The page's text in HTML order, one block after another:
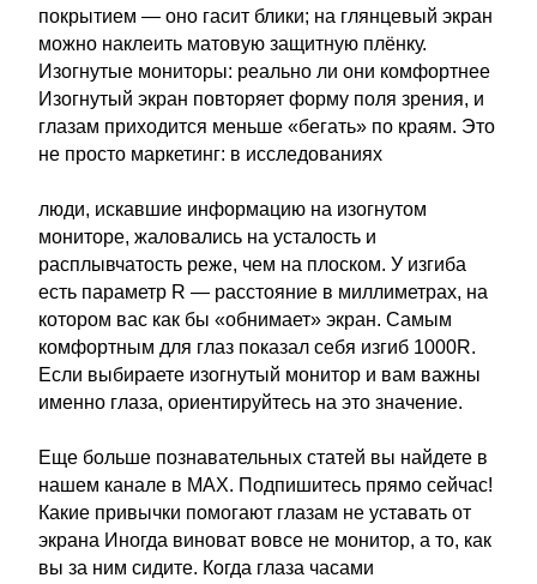
покрытием — оно гасит блики; на глянцевый экран
можно наклеить матовую защитную плёнку.
Изогнутые мониторы: реально ли они комфортнее
Изогнутый экран повторяет форму поля зрения, и
глазам приходится меньше «бегать» по краям. Это
не просто маркетинг: в исследованиях
люди, искавшие информацию на изогнутом
мониторе, жаловались на усталость и
расплывчатость реже, чем на плоском. У изгиба
есть параметр R — расстояние в миллиметрах, на
котором вас как бы «обнимает» экран. Самым
комфортным для глаз показал себя изгиб 1000R.
Если выбираете изогнутый монитор и вам важны
именно глаза, ориентируйтесь на это значение.
Еще больше познавательных статей вы найдете в
нашем канале в MAX. Подпишитесь прямо сейчас!
Какие привычки помогают глазам не уставать от
экрана Иногда виноват вовсе не монитор, а то, как
вы за ним сидите. Когда глаза часами